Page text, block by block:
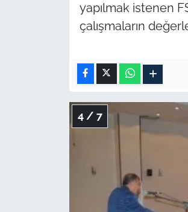
yapılmak istenen
çalışmaların
4 / 7